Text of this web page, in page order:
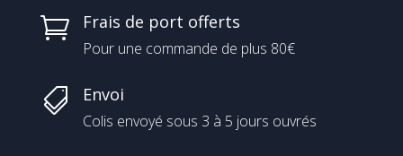
 Frais de port offerts
Pour une commande de plus 80€
 Envoi
Colis envoyé sous 3 à 5 jours ouvrés